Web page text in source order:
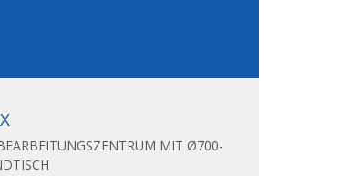
MIT Ø700-